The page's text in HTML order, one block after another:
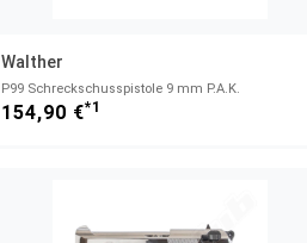
Walther
P99 Schreckschusspistole 9 mm P.A.K.
154,90 €*1